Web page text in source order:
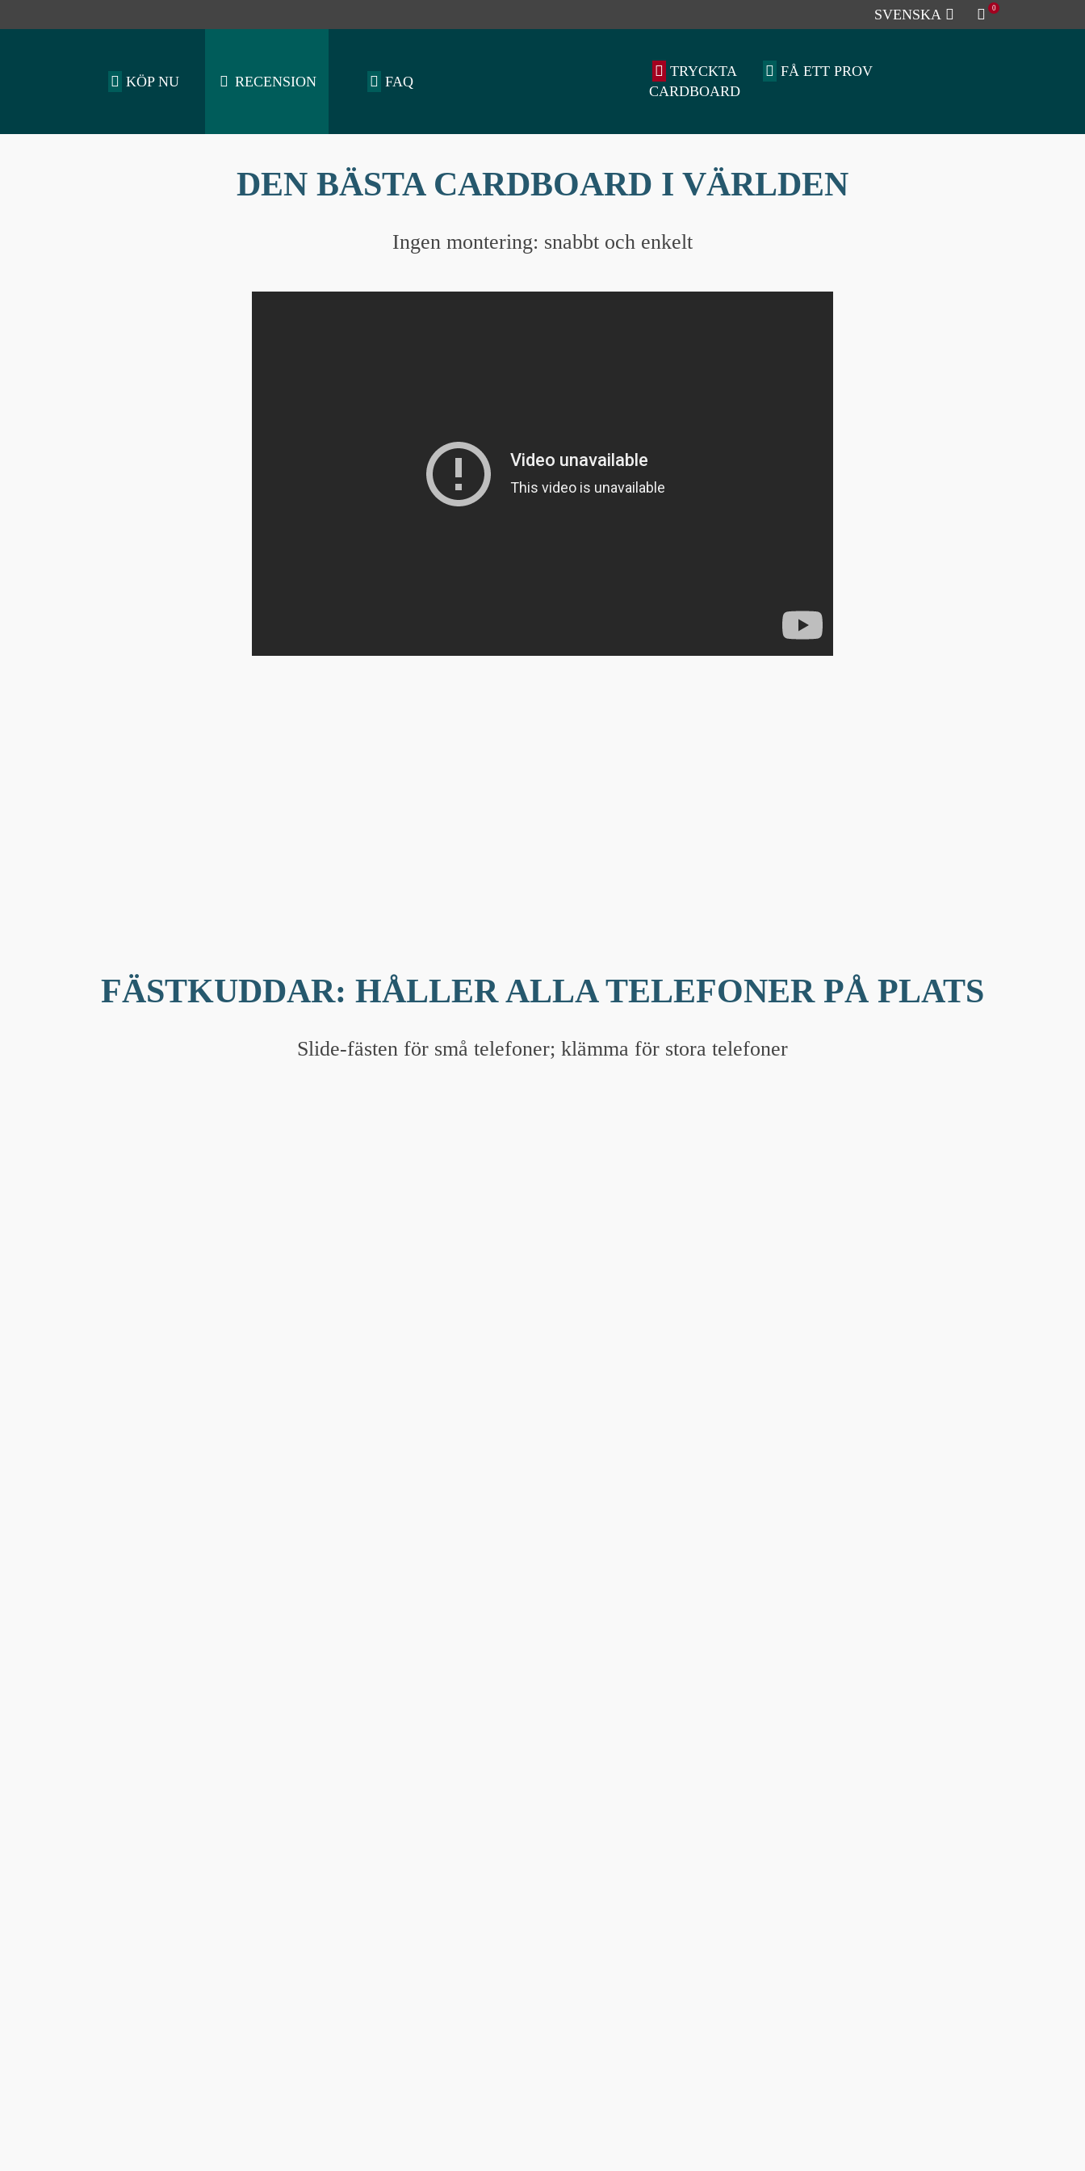
0
SVENSKA
KÖP NU RECENSION FAQ
TRYCKTA
CARDBOARD
FÅ ETT PROV
DEN BÄSTA CARDBOARD I VÄRLDEN
Ingen montering: snabbt och enkelt
FÄSTKUDDAR: HÅLLER ALLA TELEFONER PÅ PLATS
Slide-fästen för små telefoner; klämma för stora telefoner